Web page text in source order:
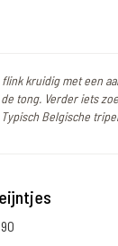
kruidig met een
tong. Verder iets
Belgische